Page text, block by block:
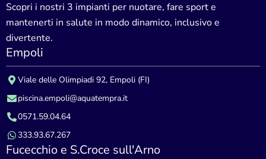
Scopri i nostri 3 impianti per nuotare, fare sport e
mantenerti in salute in modo dinamico, inclusivo e
divertente.
Empoli
Viale delle Olimpiadi 92, Empoli (FI)
piscina.empoli@aquatempra.it
0571.59.04.64
333.93.67.267
Fucecchio e S.Croce sull'Arno